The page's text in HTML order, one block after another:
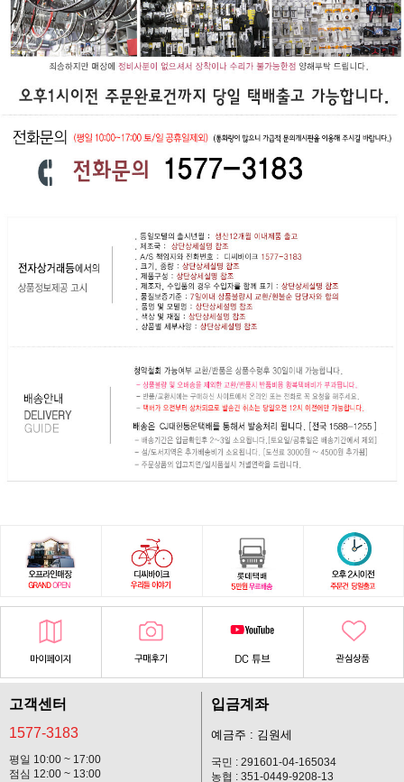
고객센터
1577-3183
평일 10:00 ~ 17:00
점심 12:00 ~ 13:00
입금계좌
예금주 : 김원세
국민 : 291601-04-165034
농협 : 351-0449-9208-13